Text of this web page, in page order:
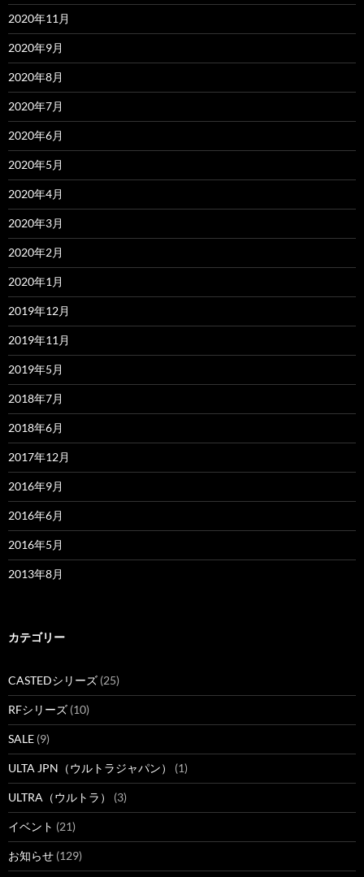
2020年11月
2020年9月
2020年8月
2020年7月
2020年6月
2020年5月
2020年4月
2020年3月
2020年2月
2020年1月
2019年12月
2019年11月
2019年5月
2018年7月
2018年6月
2017年12月
2016年9月
2016年6月
2016年5月
2013年8月
カテゴリー
CASTEDシリーズ (25)
RFシリーズ (10)
SALE (9)
ULTA JPN（ウルトラジャパン） (1)
ULTRA（ウルトラ） (3)
イベント (21)
お知らせ (129)